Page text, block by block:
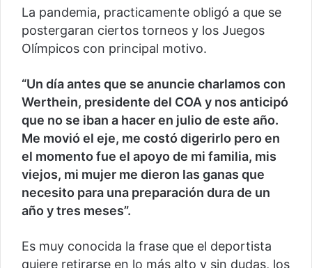
La pandemia, practicamente obligó a que se
postergaran ciertos torneos y los Juegos
Olímpicos con principal motivo.
“Un día antes que se anuncie charlamos con
Werthein, presidente del COA y nos anticipó
que no se iban a hacer en julio de este año.
Me movió el eje, me costó digerirlo pero en
el momento fue el apoyo de mi familia, mis
viejos, mi mujer me dieron las ganas que
necesito para una preparación dura de un
año y tres meses”.
Es muy conocida la frase que el deportista
quiere retirarse en lo más alto y sin dudas, los